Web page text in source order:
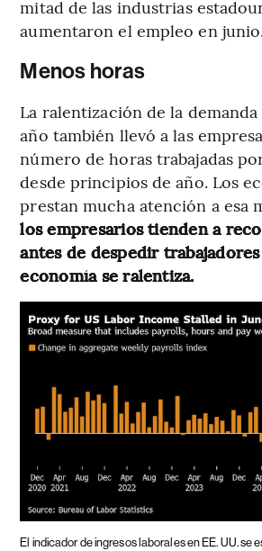
mitad de las industrias
aumentaron el empleo en
Menos horas
La ralentización de la
año también llevó a las
número de horas trabajadas
desde principios de año. Los
prestan mucha atención a esa
los empresarios tienden a
antes de despedir
economía se ralentiza.
El indicador de ingresos laborales en EE. UU. se